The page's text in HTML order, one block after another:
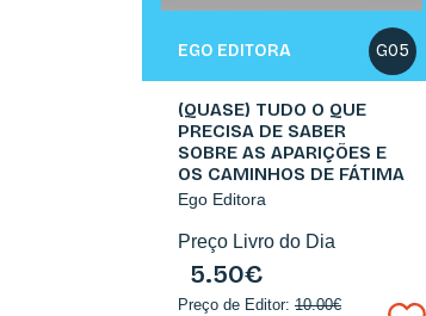
G05
EGO EDITORA
(QUASE) TUDO O QUE
PRECISA DE SABER
SOBRE AS APARIÇÕES E
OS CAMINHOS DE FÁTIMA
Ego Editora
Preço Livro do Dia
5.50€
Preço de Editor: 10.00€